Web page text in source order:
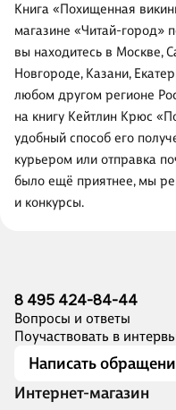
Книга «Похищенная
магазине «Читай-город»
вы находитесь в Москве,
Новгороде, Казани,
любом другом регионе
на книгу Кейтлин Крюс
удобный способ его
курьером или отправка
было ещё приятнее, мы
и конкурсы.
8 495 424-84-44
Вопросы и ответы
Поучаствовать в
Написать
Интернет-магазин